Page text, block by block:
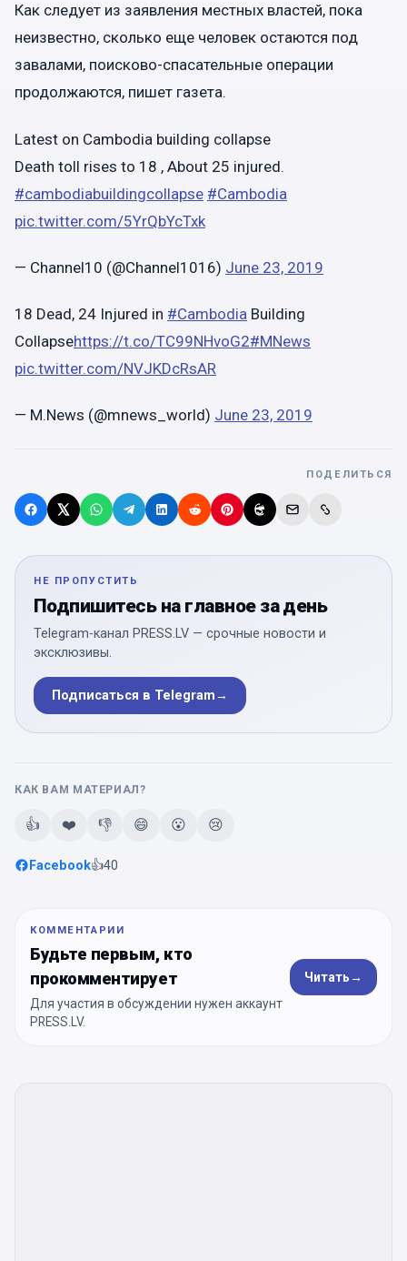
Как следует из заявления местных властей, пока
неизвестно, сколько еще человек остаются под
завалами, поисково-спасательные операции
продолжаются, пишет газета.
Latest on Cambodia building collapse
Death toll rises to 18 , About 25 injured.
#cambodiabuildingcollapse #Cambodia
pic.twitter.com/5YrQbYcTxk
— Channel10 (@Channel1016) June 23, 2019
18 Dead, 24 Injured in #Cambodia Building
Collapsehttps://t.co/TC99NHvoG2#MNews
pic.twitter.com/NVJKDcRsAR
— M.News (@mnews_world) June 23, 2019
ПОДЕЛИТЬСЯ
НЕ ПРОПУСТИТЬ
Подпишитесь на главное за день
Telegram-канал PRESS.LV — срочные новости и
эксклюзивы.
Подписаться в Telegram→
КАК ВАМ МАТЕРИАЛ?
👍 ❤️ 👎 😄 😮 😢
Facebook👍40
КОММЕНТАРИИ
Будьте первым, кто
прокомментирует
Для участия в обсуждении нужен аккаунт
PRESS.LV.
Читать→